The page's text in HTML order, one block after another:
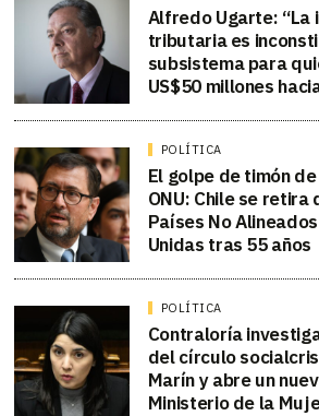
Alfredo Ugarte: “La
tributaria es
subsistema para
US$50 millones
POLÍTICA
El golpe de timón
ONU: Chile se
Países No
Unidas tras 55 años
POLÍTICA
Contraloría
del círculo
Marín y abre un
Ministerio de la